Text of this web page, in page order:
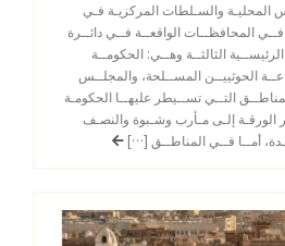
المحليـة والسـلطات المركزيـة فـي
المحافظــات الواقعــة فــي دائــرة
الثالثــة وهــي: الحكومــة
الحوثييــن المســلحة، والمجلــس
التــي تســيطر عليهــا الحكومـة
الورقـة إلـى مـأرب وشـبوة والنصـف
أمــا فــي المناطــق […]